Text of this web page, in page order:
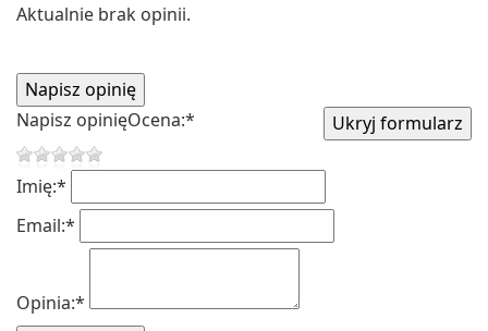
Aktualnie brak opinii.
Napisz opinięOcena:*
Imię:*
Email:*
Opinia:*